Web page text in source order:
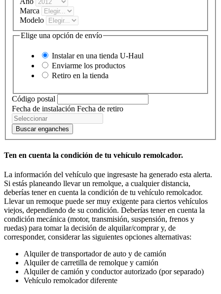
Marca
Modelo
Elige una opción de envío
Instalar en una tienda U-Haul
Enviarme los productos
Retiro en la tienda
Código postal
Fecha de instalación Fecha de retiro
Buscar enganches
Ten en cuenta la condición de tu vehículo remolcador.
La información del vehículo que ingresaste ha generado esta alerta.
Si estás planeando llevar un remolque, a cualquier distancia,
deberías tener en cuenta la condición de tu vehículo remolcador.
Llevar un remoque puede ser muy exigente para ciertos vehículos
viejos, dependiendo de su condición. Deberías tener en cuenta la
condición mecánica (motor, transmisión, suspensión, frenos y
ruedas) para tomar la decisión de alquilar/comprar y, de
corresponder, considerar las siguientes opciones alternativas:
Alquiler de transportador de auto y de camión
Alquiler de carretilla de remolque y camión
Alquiler de camión y conductor autorizado (por separado)
Vehículo remolcador diferente